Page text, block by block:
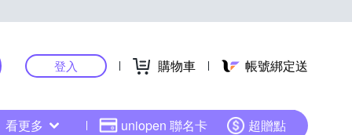
登入 購物車 帳號綁定送
看更多 uniopen 聯名卡 超贈點